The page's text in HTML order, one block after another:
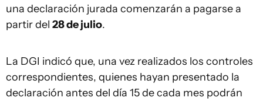
una declaración jurada comenzarán a pagarse a
partir del 28 de julio.
La DGI indicó que, una vez realizados los controles
correspondientes, quienes hayan presentado la
declaración antes del día 15 de cada mes podrán